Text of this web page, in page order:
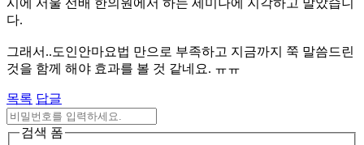
시에 서울 선배 한의원에서 하는 세미나에 지각하고 말았습니
다.
그래서..도인안마요법 만으로 부족하고 지금까지 쭉 말씀드린
것을 함께 해야 효과를 볼 것 같네요. ㅠㅠ
목록 답글
검색 폼